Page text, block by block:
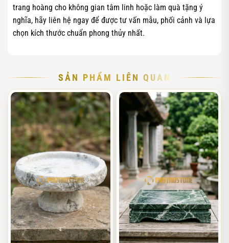
trang hoàng cho không gian tâm linh hoặc làm quà tặng ý
nghĩa, hãy liên hệ ngay để được tư vấn mẫu, phối cảnh và lựa
chọn kích thước chuẩn phong thủy nhất.
SẢN PHẨM LIÊN QUAN